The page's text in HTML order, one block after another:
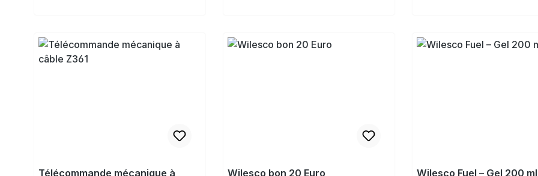
Télécommande mécanique à
Wilesco bon 20 Euro Wilesco Fuel – Gel 200 ml